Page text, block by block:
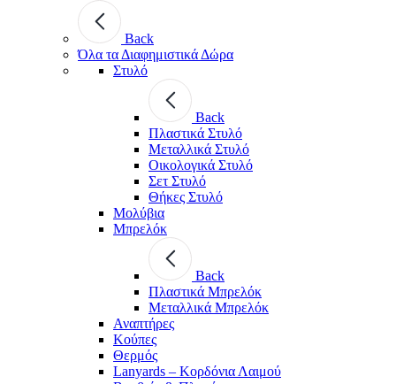
Back
Όλα τα Διαφημιστικά Δώρα
Στυλό
Back
Πλαστικά Στυλό
Μεταλλικά Στυλό
Οικολογικά Στυλό
Σετ Στυλό
Θήκες Στυλό
Μολύβια
Μπρελόκ
Back
Πλαστικά Μπρελόκ
Μεταλλικά Μπρελόκ
Αναπτήρες
Κούπες
Θερμός
Lanyards – Kορδόνια Λαιμού